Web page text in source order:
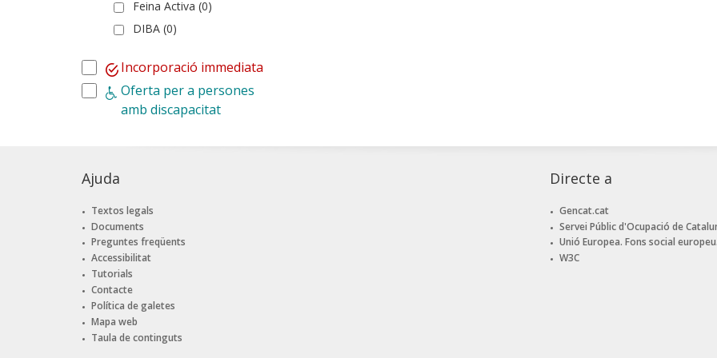
Feina Activa (0)
DIBA (0)
Incorporació immediata
Oferta per a persones
amb discapacitat
Ajuda
Textos legals
Documents
Preguntes freqüents
Accessibilitat
Tutorials
Contacte
Política de galetes
Mapa web
Taula de continguts
Directe a
Gencat.cat
Servei Públic d'Ocupació de
Unió Europea. Fons social europeu.
W3C